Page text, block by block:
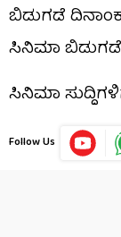
ಬಿಡುಗಡೆ
ಸಿನಿಮಾ ಬಿಡುಗಡೆ
ಸಿನಿಮಾ
Follow Us